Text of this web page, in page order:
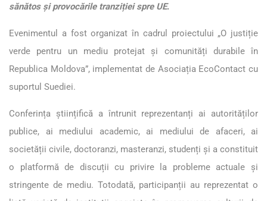
sănătos și provocările tranziției spre UE.
Evenimentul a fost organizat în cadrul proiectului „O justiție
verde pentru un mediu protejat și comunități durabile în
Republica Moldova”, implementat de Asociația EcoContact cu
suportul Suediei.
Conferința științifică a întrunit reprezentanți ai autorităților
publice, ai mediului academic, ai mediului de afaceri, ai
societății civile, doctoranzi, masteranzi, studenți și a constituit
o platformă de discuții cu privire la probleme actuale și
stringente de mediu. Totodată, participanții au reprezentat o